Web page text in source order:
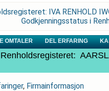
IVA RENHOLD
Godkjenningsstatus i
OMTALER DEL ERFARING
, Firmainformasjon